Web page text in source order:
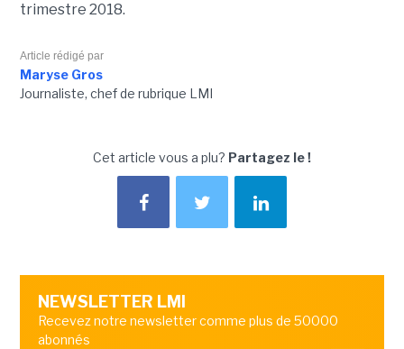
trimestre 2018.
Article rédigé par
Maryse Gros
Journaliste, chef de rubrique LMI
Cet article vous a plu? Partagez le !
NEWSLETTER LMI
Recevez notre newsletter comme plus de 50000
abonnés